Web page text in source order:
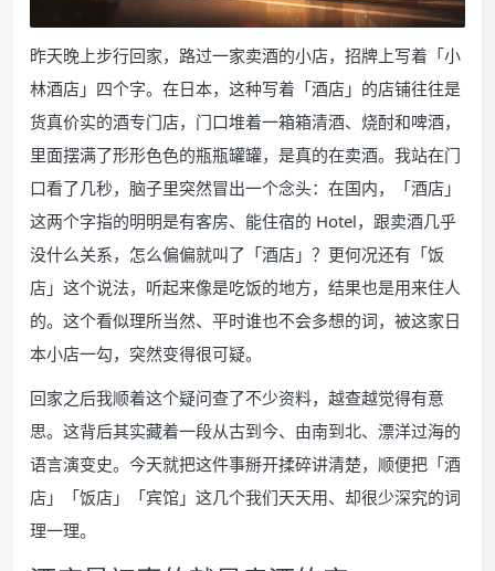
昨天晚上步行回家，路过一家卖酒的小店，招牌上写着「小
林酒店」四个字。在日本，这种写着「酒店」的店铺往往是
货真价实的酒专门店，门口堆着一箱箱清酒、烧酎和啤酒，
里面摆满了形形色色的瓶瓶罐罐，是真的在卖酒。我站在门
口看了几秒，脑子里突然冒出一个念头：在国内，「酒店」
这两个字指的明明是有客房、能住宿的 Hotel，跟卖酒几乎
没什么关系，怎么偏偏就叫了「酒店」？更何况还有「饭
店」这个说法，听起来像是吃饭的地方，结果也是用来住人
的。这个看似理所当然、平时谁也不会多想的词，被这家日
本小店一勾，突然变得很可疑。
回家之后我顺着这个疑问查了不少资料，越查越觉得有意
思。这背后其实藏着一段从古到今、由南到北、漂洋过海的
语言演变史。今天就把这件事掰开揉碎讲清楚，顺便把「酒
店」「饭店」「宾馆」这几个我们天天用、却很少深究的词
理一理。